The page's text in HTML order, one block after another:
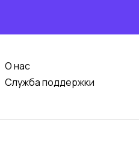
О нас
Служба поддержки